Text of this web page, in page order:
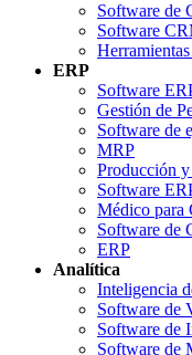
Software de
Software
ERP
Software
Gestión de
Software de
MRP
Producción
Software
Médico para
Software de
ERP
Analítica
Inteligencia
Software de
Software de
Software de